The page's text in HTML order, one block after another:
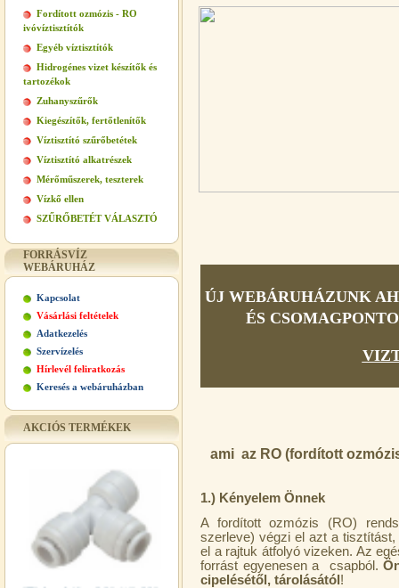
Fordított ozmózis - RO
ivóvíztisztítók
Egyéb víztisztítók
Hidrogénes vizet készítők és
tartozékok
Zuhanyszűrők
Kiegészítők, fertőtlenítők
Víztisztító szűrőbetétek
Víztisztító alkatrészek
Mérőműszerek, teszterek
Vízkő ellen
SZŰRŐBETÉT VÁLASZTÓ
FORRÁSVÍZ
WEBÁRUHÁZ
Kapcsolat
Vásárlási feltételek
Adatkezelés
Szervízelés
Hírlevél feliratkozás
Keresés a webáruházban
AKCIÓS TERMÉKEK
ÚJ WEBÁRUHÁZUNK
ÉS
ami az RO (fordított
1.) Kényelem Önnek
A fordított ozmózis (RO)
szerleve) végzi el azt a
el a rajtuk átfolyó vizeken. Az
forrást egyenesen a csapból.
cipelésétől, tárolásától !